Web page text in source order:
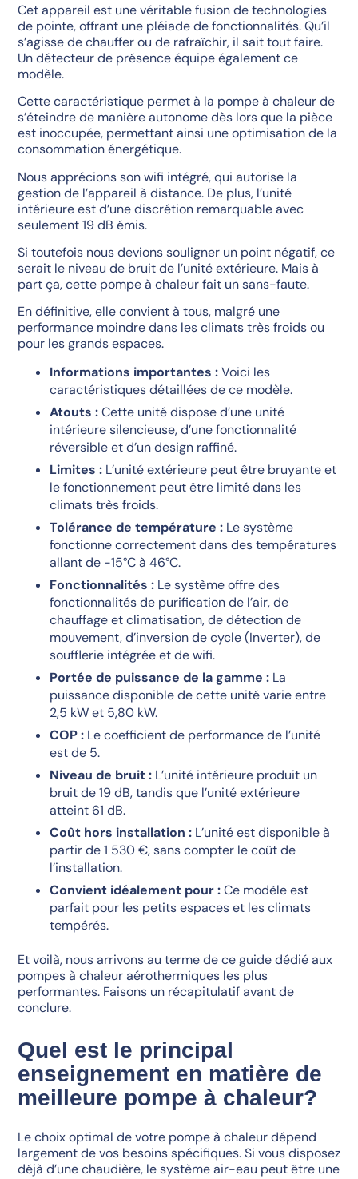
Cet appareil est une véritable fusion de technologies
de pointe, offrant une pléiade de fonctionnalités. Qu’il
s’agisse de chauffer ou de rafraîchir, il sait tout faire.
Un détecteur de présence équipe également ce
modèle.
Cette caractéristique permet à la pompe à chaleur de
s’éteindre de manière autonome dès lors que la pièce
est inoccupée, permettant ainsi une optimisation de la
consommation énergétique.
Nous apprécions son wifi intégré, qui autorise la
gestion de l’appareil à distance. De plus, l’unité
intérieure est d’une discrétion remarquable avec
seulement 19 dB émis.
Si toutefois nous devions souligner un point négatif, ce
serait le niveau de bruit de l’unité extérieure. Mais à
part ça, cette pompe à chaleur fait un sans-faute.
En définitive, elle convient à tous, malgré une
performance moindre dans les climats très froids ou
pour les grands espaces.
Informations importantes :Voici les
caractéristiques détaillées de ce modèle.
Atouts :Cette unité dispose d’une unité
intérieure silencieuse, d’une fonctionnalité
réversible et d’un design raffiné.
Limites : L’unité extérieure peut être bruyante et
le fonctionnement peut être limité dans les
climats très froids.
Tolérance de température : Le système
fonctionne correctement dans des températures
allant de -15°C à 46°C.
Fonctionnalités : Le système offre des
fonctionnalités de purification de l’air, de
chauffage et climatisation, de détection de
mouvement, d’inversion de cycle (Inverter), de
soufflerie intégrée et de wifi.
Portée de puissance de la gamme : La
puissance disponible de cette unité varie entre
2,5 kW et 5,80 kW.
COP : Le coefficient de performance de l’unité
est de 5.
Niveau de bruit : L’unité intérieure produit un
bruit de 19 dB, tandis que l’unité extérieure
atteint 61 dB.
Coût hors installation : L’unité est disponible à
partir de 1 530 €, sans compter le coût de
l’installation.
Convient idéalement pour :Ce modèle est
parfait pour les petits espaces et les climats
tempérés.
Et voilà, nous arrivons au terme de ce guide dédié aux
pompes à chaleur aérothermiques les plus
performantes. Faisons un récapitulatif avant de
conclure.
Quel est le principal
enseignement en matière de
meilleure pompe à chaleur?
Le choix optimal de votre pompe à chaleur dépend
largement de vos besoins spécifiques. Si vous disposez
déjà d’une chaudière, le système air-eau peut être une